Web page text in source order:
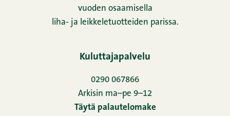
vuoden osaamisella
liha- ja leikkeletuotteiden parissa.
Kuluttajapalvelu
0290 067866
Arkisin ma–pe 9–12
Täytä palautelomake